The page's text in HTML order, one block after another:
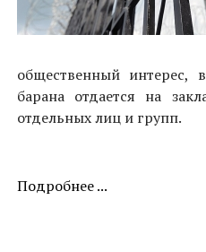
общественный интерес,
барана отдается на
отдельных лиц и групп.
Подробнее ...